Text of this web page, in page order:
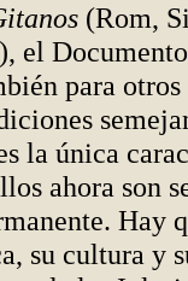
(Rom,
el
para otros
la única
ahora son
Hay
su cultura y